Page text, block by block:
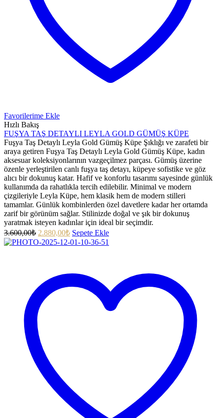
Favorilerime Ekle
Hızlı Bakış
FUŞYA TAŞ DETAYLI LEYLA GOLD GÜMÜŞ KÜPE
Fuşya Taş Detaylı Leyla Gold Gümüş Küpe Şıklığı ve zarafeti bir
araya getiren Fuşya Taş Detaylı Leyla Gold Gümüş Küpe, kadın
aksesuar koleksiyonlarının vazgeçilmez parçası. Gümüş üzerine
özenle yerleştirilen canlı fuşya taş detayı, küpeye sofistike ve göz
alıcı bir dokunuş katar. Hafif ve konforlu tasarımı sayesinde günlük
kullanımda da rahatlıkla tercih edilebilir. Minimal ve modern
çizgileriyle Leyla Küpe, hem klasik hem de modern stilleri
tamamlar. Günlük kombinlerden özel davetlere kadar her ortamda
zarif bir görünüm sağlar. Stilinizde doğal ve şık bir dokunuş
yaratmak isteyen kadınlar için ideal bir seçimdir.
3.600,00₺ 2.880,00₺ Sepete Ekle